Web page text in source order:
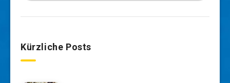
Kürzliche Posts